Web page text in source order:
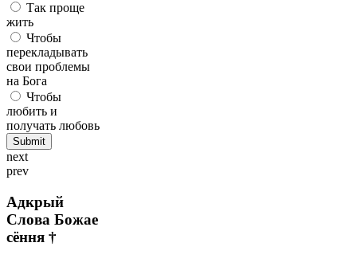
Так проще
жить
Чтобы
перекладывать
свои проблемы
на Бога
Чтобы
любить и
получать любовь
next
prev
Адкрый
Слова Божае
сёння †